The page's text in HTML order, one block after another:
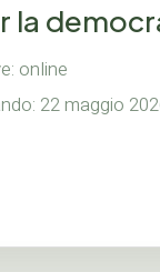
la
online
22 maggio